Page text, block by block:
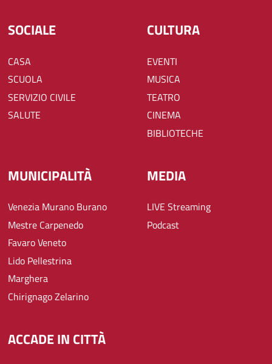
SOCIALE
CASA
SCUOLA
SERVIZIO CIVILE
SALUTE
CULTURA
EVENTI
MUSICA
TEATRO
CINEMA
BIBLIOTECHE
MUNICIPALITÀ
Venezia Murano Burano
Mestre Carpenedo
Favaro Veneto
Lido Pellestrina
Marghera
Chirignago Zelarino
MEDIA
LIVE Streaming
Podcast
ACCADE IN CITTÀ